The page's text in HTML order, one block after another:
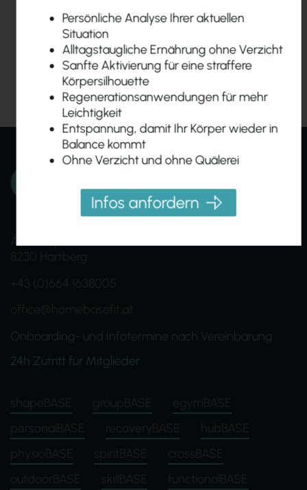
Beschwerden
Am Ökopark 19
8230 Hartberg
+43 (0)664 1638005
office@homebasefit.at
Onboarding- und Infotermine nach Vereinbarung
24h Zutritt für Mitglieder
shapeBASE groupBASE
egymBASE
personalBASE
recoveryBASE
hubBASE
physioBASE
spiritBASE
crossBASE
outdoorBASE
skillBASE functionalBASE
Persönliche Analyse Ihrer aktuellen
Situation
Alltagstaugliche Ernährung ohne Verzicht
Sanfte Aktivierung für eine straffere
Körpersilhouette
Regenerationsanwendungen für mehr
Leichtigkeit
Entspannung, damit Ihr Körper wieder in
Balance kommt
Ohne Verzicht und ohne Quälerei
Infos anfordern